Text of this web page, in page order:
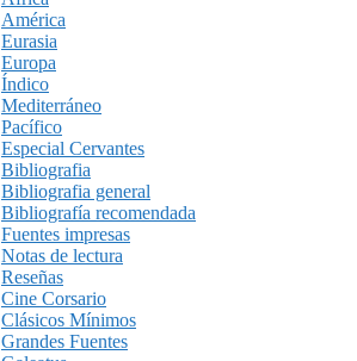
América
Eurasia
Europa
Índico
Mediterráneo
Pacífico
Especial Cervantes
Bibliografia
Bibliografia general
Bibliografía recomendada
Fuentes impresas
Notas de lectura
Reseñas
Cine Corsario
Clásicos Mínimos
Grandes Fuentes